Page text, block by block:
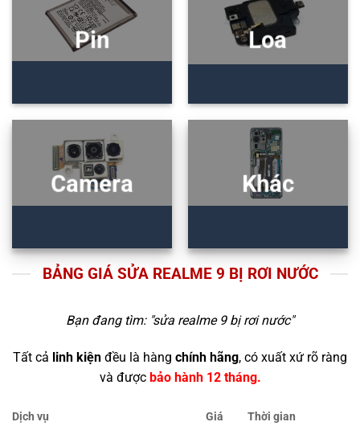
Pin Loa
Camera Khác
BẢNG GIÁ SỬA REALME 9 BỊ RƠI NƯỚC
Bạn đang tìm: "sửa realme 9 bị rơi nước"
Tất cả linh kiện đều là hàng chính hãng, có xuất xứ rõ ràng
và được bảo hành 12 tháng.
Dịch vụ Giá Thời gian